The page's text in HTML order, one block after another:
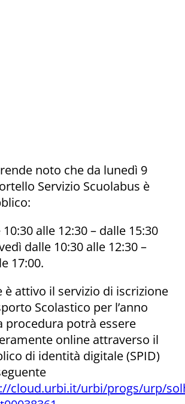
noto che da lunedì 9
Servizio Scuolabus è
alle 12:30 – dalle 15:30
dalle 10:30 alle 12:30 –
17:00.
è attivo il servizio di iscrizione
Scolastico per l’anno
procedura potrà essere
online attraverso il
di identità digitale (SPID)
cloud.urbi.it/urbi/progs/urp/